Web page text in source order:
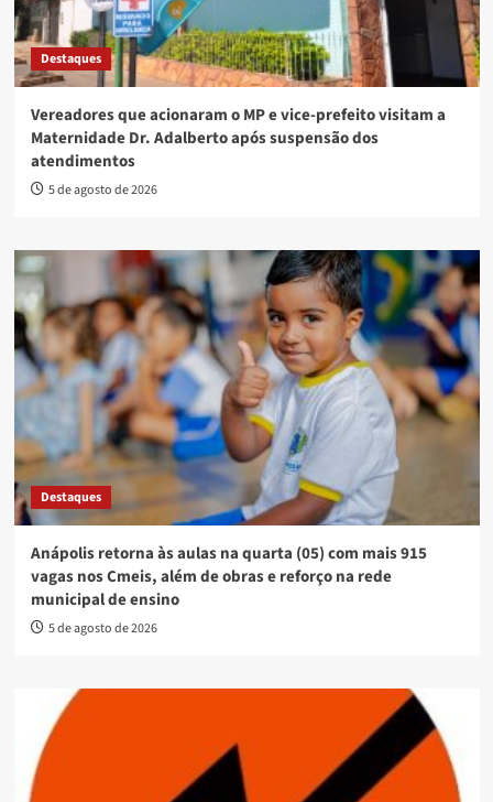
Destaques
Vereadores que acionaram o MP e vice-prefeito visitam a
Maternidade Dr. Adalberto após suspensão dos
atendimentos
5 de agosto de 2026
Destaques
Anápolis retorna às aulas na quarta (05) com mais 915
vagas nos Cmeis, além de obras e reforço na rede
municipal de ensino
5 de agosto de 2026